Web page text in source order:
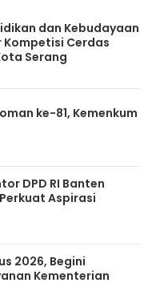
dan Kebudayaan
Kompetisi Cerdas
Serang
ke-81, Kemenkum
DPD RI Banten
Aspirasi
2026, Begini
Kementerian